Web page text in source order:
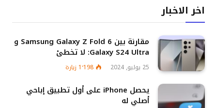
اخر الاخبار
مقارنة بين Samsung Galaxy Z Fold 6 و
Galaxy S24 Ultra: لا تخطئ
25 يوليو, 2024 1٬198 زيارة
يحصل iPhone على أول تطبيق إباحي
أصلي له